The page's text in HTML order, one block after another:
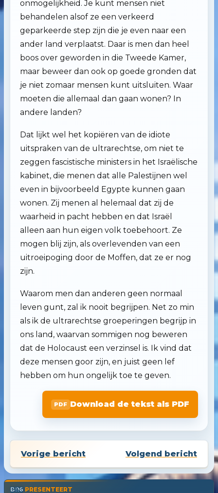
BR6 PRESENTEERT
onmogelijkheid. Je kunt mensen niet
behandelen alsof ze een verkeerd
geparkeerde step zijn die je even naar een
ander land verplaatst. Daar is men dan heel
boos over geworden in die Tweede Kamer,
maar beweer dan ook op goede gronden dat
je niet zomaar mensen kunt uitsluiten. Waar
moeten die allemaal dan gaan wonen? In
andere landen?
Dat lijkt wel het kopiëren van de idiote
uitspraken van de ultrarechtse, om niet te
zeggen fascistische ministers in het Israëlische
kabinet, die menen dat alle Palestijnen wel
even in bijvoorbeeld Egypte kunnen gaan
wonen. Zij menen al helemaal dat zij de
waarheid in pacht hebben en dat Israël
alleen aan hun eigen volk toebehoort. Ze
mogen blij zijn, als overlevenden van een
uitroeipoging door de Moffen, dat ze er nog
zijn.
Waarom men dan anderen geen normaal
leven gunt, zal ik nooit begrijpen. Net zo min
als ik de ultrarechtse groeperingen begrijp in
ons land, waarvan sommigen nog beweren
dat de Holocaust een verzinsel is. Ik vind dat
deze mensen goor zijn, en juist geen lef
hebben om hun ongelijk toe te geven.
Download de tekst als PDF
Vorige bericht Volgend bericht